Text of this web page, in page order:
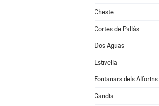
Cheste
Cortes de Pallás
Dos Aguas
Estivella
Fontanars dels Alforins
Gandia